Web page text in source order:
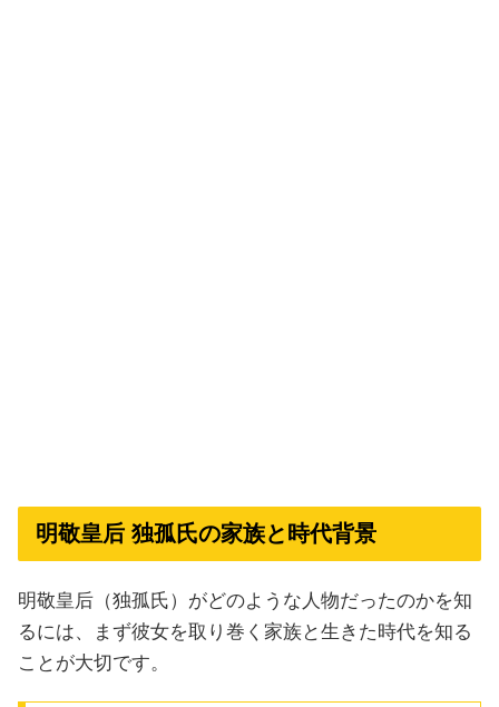
明敬皇后 独孤氏の家族と時代背景
明敬皇后（独孤氏）がどのような人物だったのかを知
るには、まず彼女を取り巻く家族と生きた時代を知る
ことが大切です。